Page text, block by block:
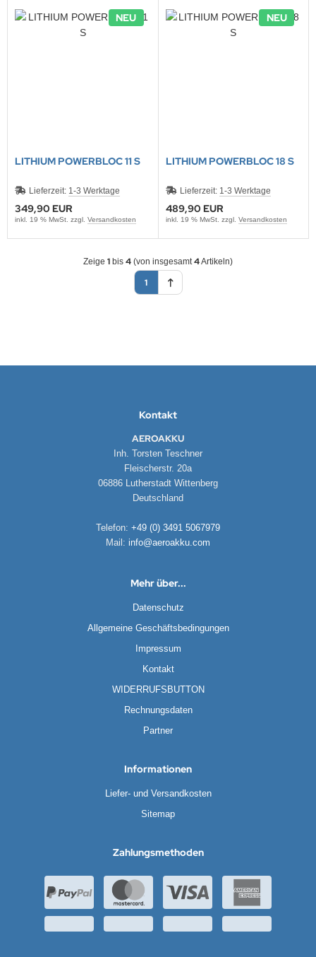
NEU
LITHIUM POWERBLOC 11 S
Lieferzeit: 1-3 Werktage
349,90 EUR
inkl. 19 % MwSt. zzgl. Versandkosten
NEU
LITHIUM POWERBLOC 18 S
Lieferzeit: 1-3 Werktage
489,90 EUR
inkl. 19 % MwSt. zzgl. Versandkosten
Zeige 1 bis 4 (von insgesamt4Artikeln)
1
Kontakt
AEROAKKU
Inh. Torsten Teschner
Fleischerstr. 20a
06886 Lutherstadt Wittenberg
Deutschland
Telefon: +49 (0) 3491 5067979
Mail: info@aeroakku.com
Mehr über...
Datenschutz
Allgemeine Geschäftsbedingungen
Impressum
Kontakt
WIDERRUFSBUTTON
Rechnungsdaten
Partner
Informationen
Liefer- und Versandkosten
Sitemap
Zahlungsmethoden